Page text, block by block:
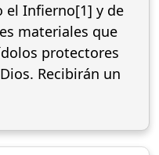
el Infierno[1] y de
materiales que
protectores
Recibirán un